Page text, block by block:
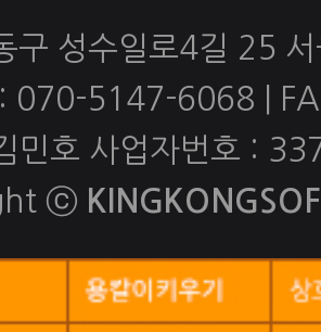
구 성수일로4길 25
070-5147-6068 |
민호 사업자번호 :
ⓒ